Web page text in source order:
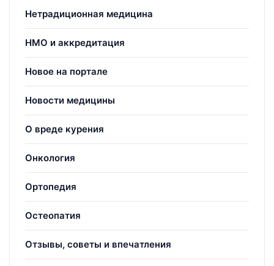
Нетрадиционная медицина
НМО и аккредитация
Новое на портале
Новости медицины
О вреде курения
Онкология
Ортопедия
Остеопатия
Отзывы, советы и впечатления